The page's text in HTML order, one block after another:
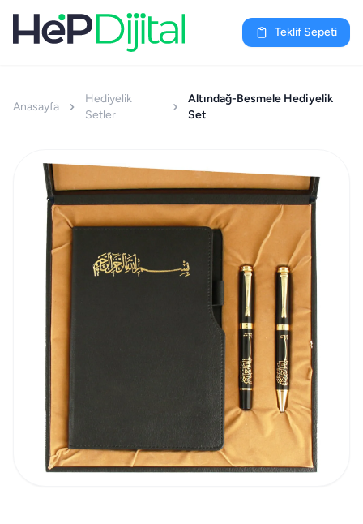
Teklif Sepeti
Anasayfa
Hediyelik
Setler
Altındağ-Besmele Hediyelik
Set